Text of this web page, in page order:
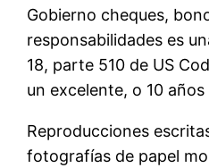
Gobierno cheques,
responsabilidades es
18, parte 510 de US
un excelente, o 10
Reproducciones
fotografías de papel